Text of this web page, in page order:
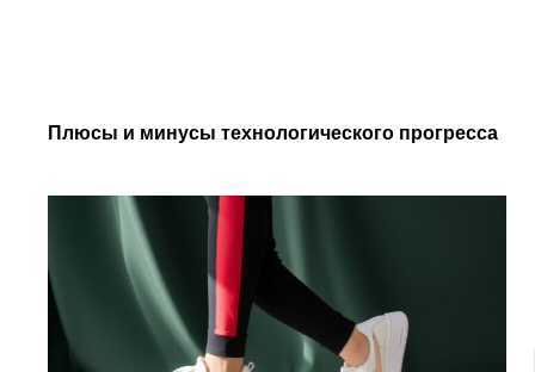
Плюсы и минусы технологического прогресса